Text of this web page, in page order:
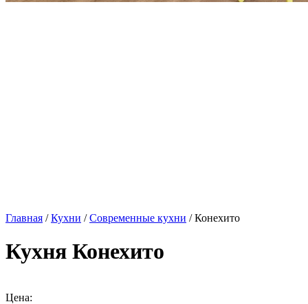
Главная /Кухни /Современные кухни / Конехито
Кухня Конехито
Цена: